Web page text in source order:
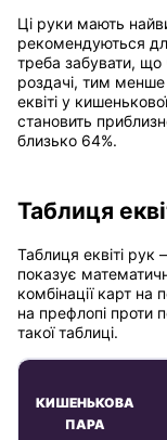
Ці руки мають
рекомендуються
треба забувати, що
роздачі, тим менше
еквіті у
становить
близько 64%.
Таблиця
Таблиця еквіті рук
показує
комбінації карт на
на префлопі проти
такої таблиці.
КИШЕНЬКОВА
ПАРА